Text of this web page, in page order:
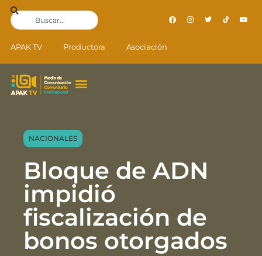
APAK TV Productora Asociación
NACIONALES
Bloque de ADN
impidió
fiscalización de
bonos otorgados